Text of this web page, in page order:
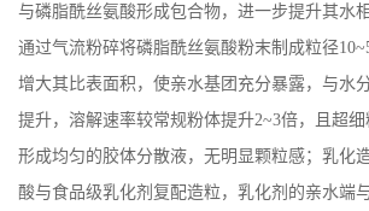
与磷脂酰丝氨酸形成包合物，进一步提升其水
通过气流粉碎将磷脂酰丝氨酸粉末制成粒径
增大其比表面积，使亲水基团充分暴露，与水
提升，溶解速率较常规粉体提升2~3倍，且超
形成均匀的胶体分散液，无明显颗粒感；乳化
酸与食品级乳化剂复配造粒，乳化剂的亲水端